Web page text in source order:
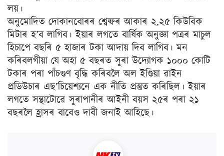
লয়।
অনুমোদিত দোকানবোৰৰ শ্বেল্ফৰ আকাৰ ২.২৫ কিউবিক
মিটাৰ হ’ব লাগিব। ইয়াৰ লগতে বাৰ্ষিক অনুজ্ঞা পত্ৰৰ মাচুল
হিচাপে বছৰি ৫ হাজাৰ টকা আদায় দিব লাগিব। মন
কৰিবলগীয়া যে অহা ৫ বছৰত সুৰা উদ্যোগক ১০০০ কোটি
টকাৰ পৰা পাঁচগুণ বৃদ্ধি কৰিবলৈ অল ইণ্ডিয়া ৱাইন
প্ৰডিউচাৰ এছ’চিয়েশ্যনে এক নীতি প্ৰস্তুত কৰিছিল। ইয়াৰ
লগতে সন্থাটোৱে সুৰাপানীৰ আইনী বয়স ২৫ৰ পৰা ২১
বছৰলৈ হ্ৰাসৰ বাবেও দাবী জনাই আহিছে।